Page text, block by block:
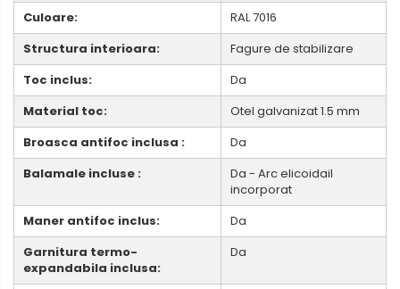
Culoare:
RAL 7016
Structura interioara:
Fagure de stabilizare
Toc inclus:
Da
Material toc:
Otel galvanizat 1.5 mm
Broasca antifoc inclusa :
Da
Balamale incluse :
Da - Arc elicoidail
incorporat
Maner antifoc inclus:
Da
Garnitura termo-
expandabila inclusa:
Da